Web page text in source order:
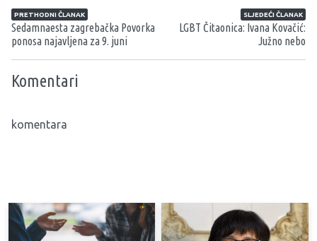
Navigacija članaka
PRETHODNI ČLANAK
Sedamnaesta zagrebačka Povorka
ponosa najavljena za 9. juni
SLJEDEĆI ČLANAK
LGBT Čitaonica: Ivana Kovačić:
Južno nebo
Komentari
komentara